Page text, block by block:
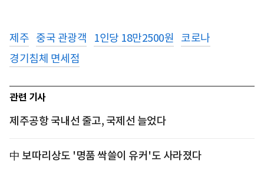
제주 중국 관광객 1인당 18만2500원
코로나
경기침체 면세점
관련 기사
제주공항 국내선 줄고, 국제선 늘었다
中 보따리상도 '명품 싹쓸이 유커'도 사라졌다